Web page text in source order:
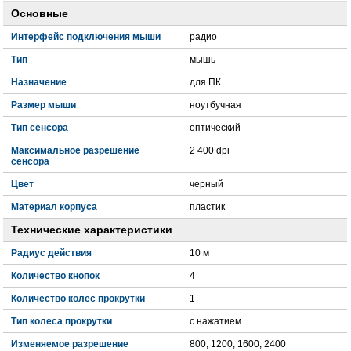
Основные
Интерфейс подключения мыши радио
Тип мышь
Назначение для ПК
Размер мыши ноутбучная
Тип сенсора оптический
Максимальное разрешение
сенсора
2 400 dpi
Цвет черный
Материал корпуса пластик
Технические характеристики
Радиус действия 10 м
Количество кнопок 4
Количество колёс прокрутки 1
Тип колеса прокрутки с нажатием
Изменяемое разрешение 800, 1200, 1600, 2400